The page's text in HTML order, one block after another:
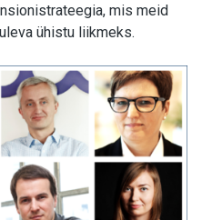
mis meid
ühistu liikmeks.